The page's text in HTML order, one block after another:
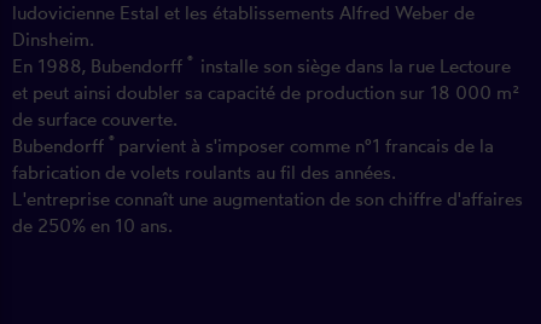
ludovicienne Estal et les établissements Alfred Weber de
Dinsheim.
En 1988, Bubendorff ® installe son siège dans la rue Lectoure
et peut ainsi doubler sa capacité de production sur 18 000 m²
de surface couverte.
Bubendorff ® parvient à s'imposer comme n°1 francais de la
fabrication de volets roulants au fil des années.
L'entreprise connaît une augmentation de son chiffre d'affaires
de 250% en 10 ans.